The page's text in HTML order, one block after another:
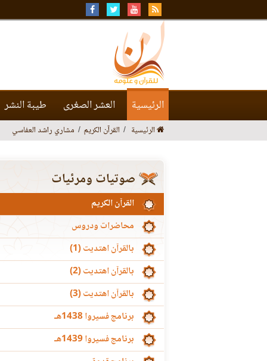
الرئيسية العشر الصغرى طيبة النشر
الرئيسية القرآن الكريم مشاري راشد العفاسي
صوتيات ومرئيات
القرآن الكريم
محاضرات ودروس
بالقرآن اهتديت (1)
بالقرآن اهتديت (2)
بالقرآن اهتديت (3)
برنامج فسيروا 1438هـ
برنامج فسيروا 1439هـ